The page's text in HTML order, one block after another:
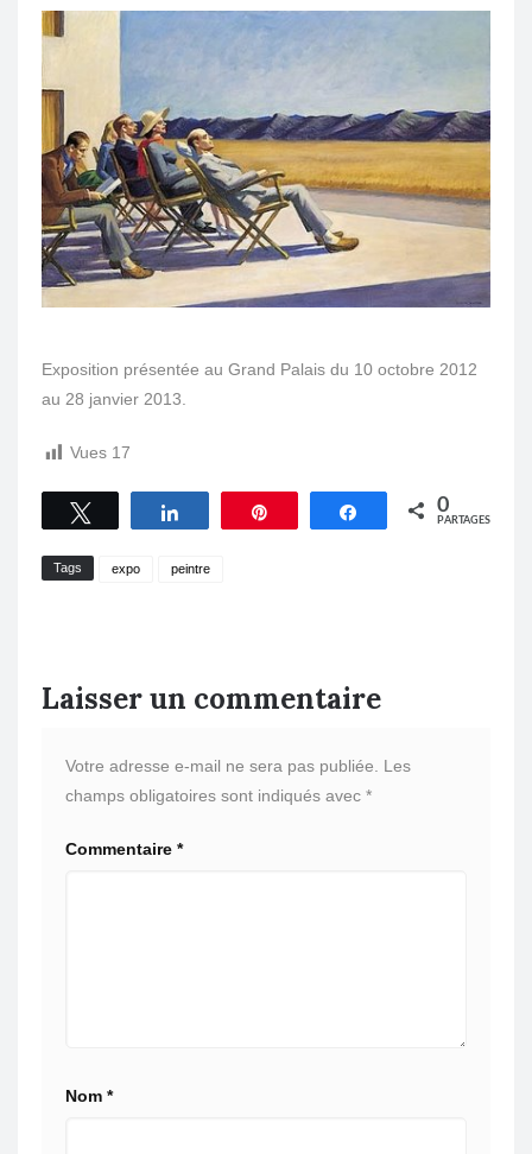
Exposition présentée au Grand Palais du 10 octobre 2012
au 28 janvier 2013.
Vues 17
Tweetez Partagez Partagez 0
PARTAGES
Tags expo peintre
Laisser un commentaire
Votre adresse e-mail ne sera pas publiée. Les
champs obligatoires sont indiqués avec *
Commentaire *
Nom *